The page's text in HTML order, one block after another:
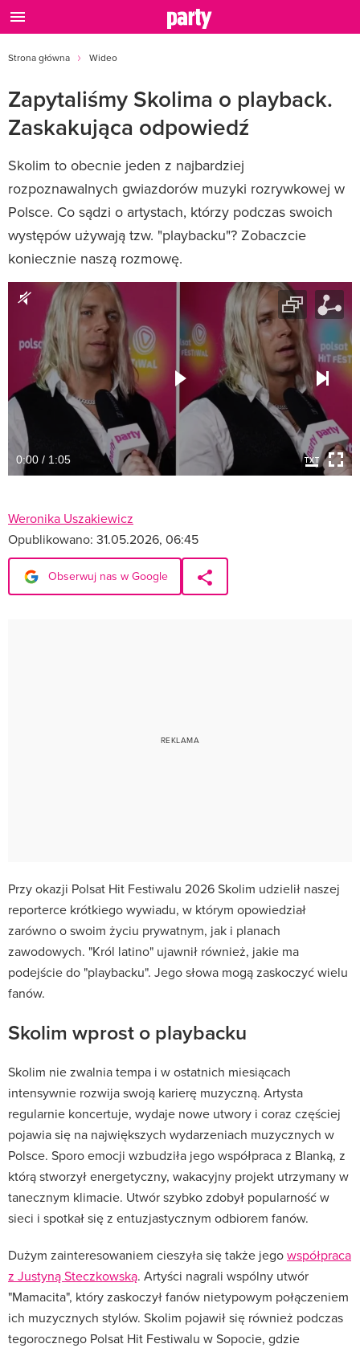
Strona główna Wideo
Zapytaliśmy Skolima o playback.
Zaskakująca odpowiedź
Skolim to obecnie jeden z najbardziej
rozpoznawalnych gwiazdorów muzyki rozrywkowej w
Polsce. Co sądzi o artystach, którzy podczas swoich
występów używają tzw. "playbacku"? Zobaczcie
koniecznie naszą rozmowę.
0:00 / 1:05
Weronika Uszakiewicz
Opublikowano: 31.05.2026, 06:45
Obserwuj nas w Google
Przy okazji Polsat Hit Festiwalu 2026 Skolim udzielił naszej
reporterce krótkiego wywiadu, w którym opowiedział
zarówno o swoim życiu prywatnym, jak i planach
zawodowych. "Król latino" ujawnił również, jakie ma
podejście do "playbacku". Jego słowa mogą zaskoczyć wielu
fanów.
Skolim wprost o playbacku
Skolim nie zwalnia tempa i w ostatnich miesiącach
intensywnie rozwija swoją karierę muzyczną. Artysta
regularnie koncertuje, wydaje nowe utwory i coraz częściej
pojawia się na największych wydarzeniach muzycznych w
Polsce. Sporo emocji wzbudziła jego współpraca z Blanką, z
którą stworzył energetyczny, wakacyjny projekt utrzymany w
tanecznym klimacie. Utwór szybko zdobył popularność w
sieci i spotkał się z entuzjastycznym odbiorem fanów.
Dużym zainteresowaniem cieszyła się także jegowspółpraca
z Justyną Steczkowską. Artyści nagrali wspólny utwór
"Mamacita", który zaskoczył fanów nietypowym połączeniem
ich muzycznych stylów. Skolim pojawił się również podczas
tegorocznego Polsat Hit Festiwalu w Sopocie, gdzie